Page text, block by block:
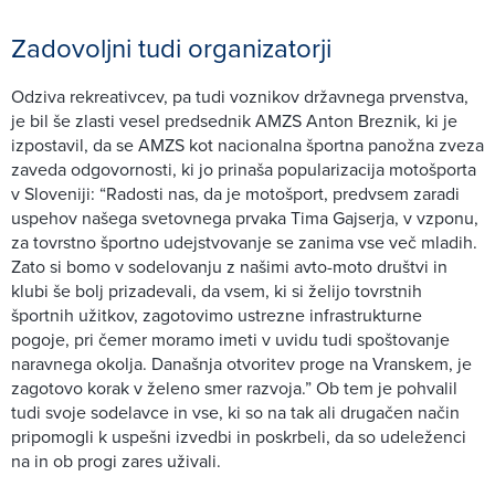
Zadovoljni tudi organizatorji
Odziva rekreativcev, pa tudi voznikov državnega prvenstva,
je bil še zlasti vesel predsednik AMZS Anton Breznik, ki je
izpostavil, da se AMZS kot nacionalna športna panožna zveza
zaveda odgovornosti, ki jo prinaša popularizacija motošporta
v Sloveniji: “Radosti nas, da je motošport, predvsem zaradi
uspehov našega svetovnega prvaka Tima Gajserja, v vzponu,
za tovrstno športno udejstvovanje se zanima vse več mladih.
Zato si bomo v sodelovanju z našimi avto-moto društvi in
klubi še bolj prizadevali, da vsem, ki si želijo tovrstnih
športnih užitkov, zagotovimo ustrezne infrastrukturne
pogoje, pri čemer moramo imeti v uvidu tudi spoštovanje
naravnega okolja. Današnja otvoritev proge na Vranskem, je
zagotovo korak v želeno smer razvoja.” Ob tem je pohvalil
tudi svoje sodelavce in vse, ki so na tak ali drugačen način
pripomogli k uspešni izvedbi in poskrbeli, da so udeleženci
na in ob progi zares uživali.